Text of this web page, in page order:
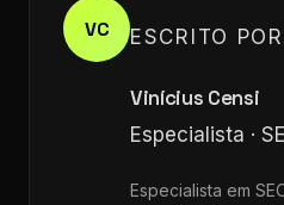
VC ESCRITO POR
Vinícius Censi
Especialista ·
Especialista em